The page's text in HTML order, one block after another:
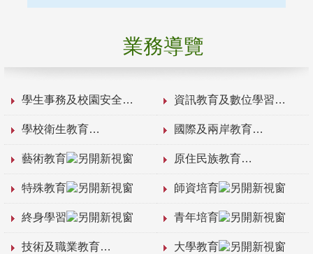
業務導覽
學生事務及校園安全 資訊教育及數位學習
學校衛生教育 國際及兩岸教育
藝術教育 原住民族教育
特殊教育 師資培育
終身學習 青年培育
技術及職業教育 大學教育